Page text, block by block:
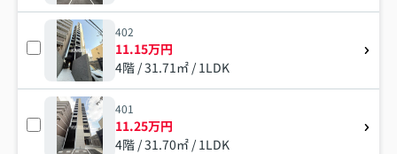
402
11.15万円
4階 / 31.71㎡ / 1LDK
401
11.25万円
4階 / 31.70㎡ / 1LDK